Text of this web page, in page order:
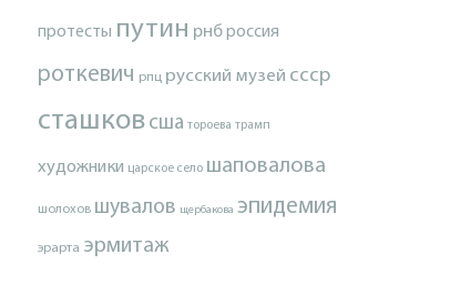
протесты путин рнброссия
роткевич рпц русский музей ссср
сташков сша тороева трамп
художники царское село шаповалова
шолохов шувалов щербакова эпидемия
эрарта эрмитаж